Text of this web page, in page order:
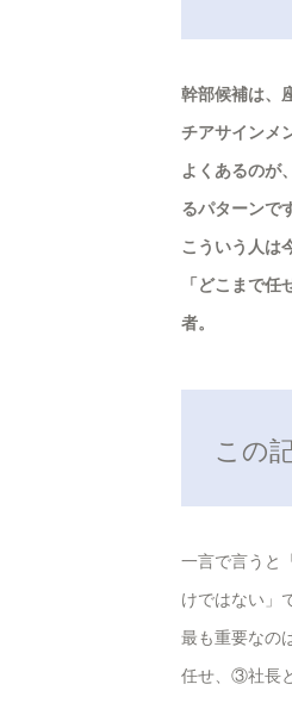
幹部候補は、
チアサインメ
よくあるのが
るパターンで
こういう人は
「どこまで
者。
この
一言で言うと
けではない」
最も重要なの
任せ、③社長